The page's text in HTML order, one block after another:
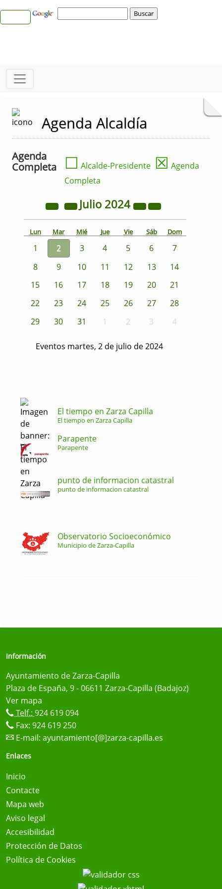
Agenda Alcaldía
Agenda
Completa
☐ Alcalde-Presidente ☒ Agenda
Completa
Julio 2024
Lun Mar Mié Jue Vie Sáb Dom
1 2 3 4 5 6
7
8
9 10 11 12 13
14
15
16 17 18 19 20
21
22
23 24 25 26 27
28
29
30 31 1 2 3 4
Eventos martes, 2 de julio de 2024
El tiempo en Zarza Capilla
El tiempo en Zarza Capilla
Parapente
Parapente
punto de informacion catastral
punto de informacion catastral
Observatorio Socioeconómico
Municipio de Zarza-Capilla
Información
Ayuntamiento de Zarza-Capilla
Plaza de España, 9 - 06611 Zarza-Capilla (Badajoz)
Ver mapa
Telf.: 924 619 094
Fax: 924 619 250
E-mail: ayuntamiento[@]zarza-capilla.es
Enlaces
Inicio
Contacte
Mapa web
Aviso legal
Accesibilidad
Protección de Datos
Política de Cookies